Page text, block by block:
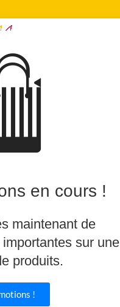
en cours !
maintenant de
sur une
produits.
!